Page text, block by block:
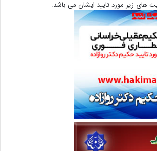
های زیر مورد تایید ایشان می باشد.